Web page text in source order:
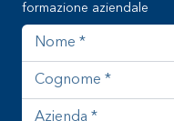
formazione aziendale
Nome
Cognome
Azienda
Indirizzo email